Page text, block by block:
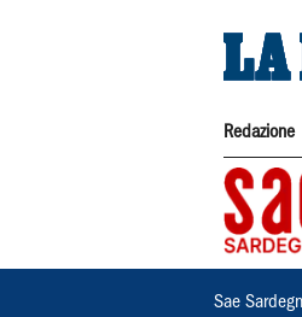
Redazione
Sae